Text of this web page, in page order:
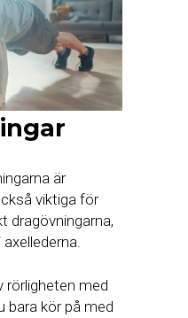
är
viktiga för
dragövningarna,
rörligheten med
bara kör på med